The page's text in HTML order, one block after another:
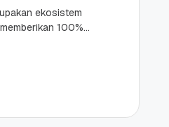
ekosistem
100%